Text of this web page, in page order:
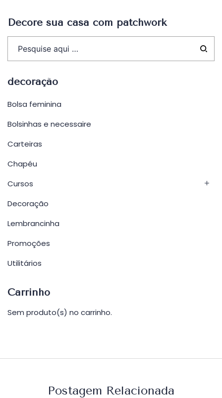
Decore sua casa com patchwork
decoração
Bolsa feminina
Bolsinhas e necessaire
Carteiras
Chapéu
Cursos
Decoração
Lembrancinha
Promoções
Utilitários
Carrinho
Sem produto(s) no carrinho.
Postagem Relacionada